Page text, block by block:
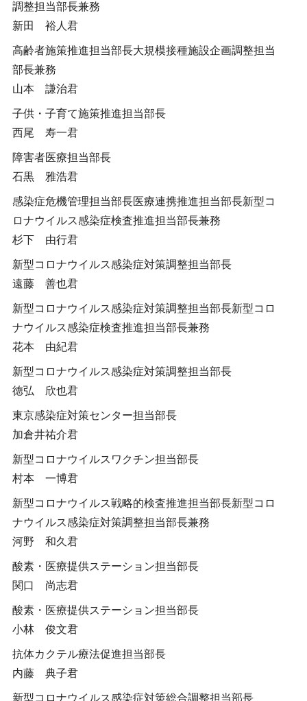
調整担当部長兼務
新田 裕人君
高齢者施策推進担当部長大規模接種施設企画調整担当
部長兼務
山本 謙治君
子供・子育て施策推進担当部長
西尾 寿一君
障害者医療担当部長
石黒 雅浩君
感染症危機管理担当部長医療連携推進担当部長新型コ
ロナウイルス感染症検査推進担当部長兼務
杉下 由行君
新型コロナウイルス感染症対策調整担当部長
遠藤 善也君
新型コロナウイルス感染症対策調整担当部長新型コロ
ナウイルス感染症検査推進担当部長兼務
花本 由紀君
新型コロナウイルス感染症対策調整担当部長
徳弘 欣也君
東京感染症対策センター担当部長
加倉井祐介君
新型コロナウイルスワクチン担当部長
村本 一博君
新型コロナウイルス戦略的検査推進担当部長新型コロ
ナウイルス感染症対策調整担当部長兼務
河野 和久君
酸素・医療提供ステーション担当部長
関口 尚志君
酸素・医療提供ステーション担当部長
小林 俊文君
抗体カクテル療法促進担当部長
内藤 典子君
新型コロナウイルス感染症対策総合調整担当部長